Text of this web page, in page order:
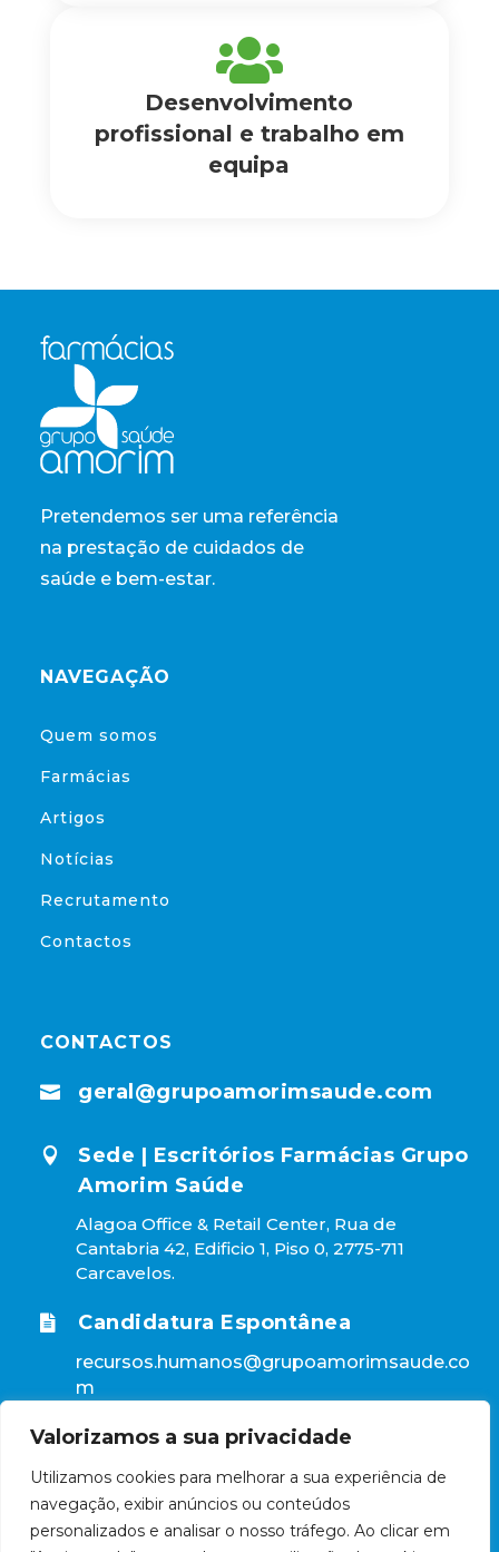
Valorizamos a sua privacidade
Utilizamos cookies para melhorar a sua experiência de
navegação, exibir anúncios ou conteúdos
personalizados e analisar o nosso tráfego. Ao clicar em

Desenvolvimento
profissional e trabalho em
equipa
Pretendemos ser uma referência
na prestação de cuidados de
saúde e bem-estar.
NAVEGAÇÃO
Quem somos
Farmácias
Artigos
Notícias
Recrutamento
Contactos
CONTACTOS
 geral@grupoamorimsaude.com

Sede | Escritórios Farmácias Grupo
Amorim Saúde
Alagoa Office & Retail Center, Rua de
Cantabria 42, Edificio 1, Piso 0, 2775-711
Carcavelos.
 Candidatura Espontânea
recursos.humanos@grupoamorimsaude.co
m
2026 | Farmácias Grupo Amorim Saúde, Todos os
direitos reservados
Políticas de Privacidade e Cookies